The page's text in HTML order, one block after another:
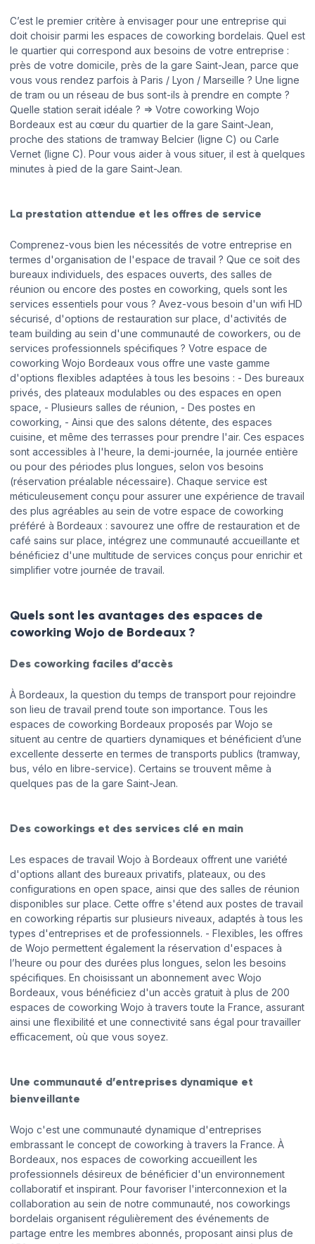
C’est le premier critère à envisager pour une entreprise qui
doit choisir parmi les espaces de coworking bordelais. Quel est
le quartier qui correspond aux besoins de votre entreprise :
près de votre domicile, près de la gare Saint-Jean, parce que
vous vous rendez parfois à Paris / Lyon / Marseille ? Une ligne
de tram ou un réseau de bus sont-ils à prendre en compte ?
Quelle station serait idéale ? => Votre coworking Wojo
Bordeaux est au cœur du quartier de la gare Saint-Jean,
proche des stations de tramway Belcier (ligne C) ou Carle
Vernet (ligne C). Pour vous aider à vous situer, il est à quelques
minutes à pied de la gare Saint-Jean.
La prestation attendue et les offres de service
Comprenez-vous bien les nécessités de votre entreprise en
termes d'organisation de l'espace de travail ? Que ce soit des
bureaux individuels, des espaces ouverts, des salles de
réunion ou encore des postes en coworking, quels sont les
services essentiels pour vous ? Avez-vous besoin d'un wifi HD
sécurisé, d'options de restauration sur place, d'activités de
team building au sein d'une communauté de coworkers, ou de
services professionnels spécifiques ? Votre espace de
coworking Wojo Bordeaux vous offre une vaste gamme
d'options flexibles adaptées à tous les besoins : - Des bureaux
privés, des plateaux modulables ou des espaces en open
space, - Plusieurs salles de réunion, - Des postes en
coworking, - Ainsi que des salons détente, des espaces
cuisine, et même des terrasses pour prendre l'air. Ces espaces
sont accessibles à l'heure, la demi-journée, la journée entière
ou pour des périodes plus longues, selon vos besoins
(réservation préalable nécessaire). Chaque service est
méticuleusement conçu pour assurer une expérience de travail
des plus agréables au sein de votre espace de coworking
préféré à Bordeaux : savourez une offre de restauration et de
café sains sur place, intégrez une communauté accueillante et
bénéficiez d'une multitude de services conçus pour enrichir et
simplifier votre journée de travail.
Quels sont les avantages des espaces de
coworking Wojo de Bordeaux ?
Des coworking faciles d’accès
À Bordeaux, la question du temps de transport pour rejoindre
son lieu de travail prend toute son importance. Tous les
espaces de coworking Bordeaux proposés par Wojo se
situent au centre de quartiers dynamiques et bénéficient d’une
excellente desserte en termes de transports publics (tramway,
bus, vélo en libre-service). Certains se trouvent même à
quelques pas de la gare Saint-Jean.
Des coworkings et des services clé en main
Les espaces de travail Wojo à Bordeaux offrent une variété
d'options allant des bureaux privatifs, plateaux, ou des
configurations en open space, ainsi que des salles de réunion
disponibles sur place. Cette offre s'étend aux postes de travail
en coworking répartis sur plusieurs niveaux, adaptés à tous les
types d'entreprises et de professionnels. - Flexibles, les offres
de Wojo permettent également la réservation d'espaces à
l’heure ou pour des durées plus longues, selon les besoins
spécifiques. En choisissant un abonnement avec Wojo
Bordeaux, vous bénéficiez d'un accès gratuit à plus de 200
espaces de coworking Wojo à travers toute la France, assurant
ainsi une flexibilité et une connectivité sans égal pour travailler
efficacement, où que vous soyez.
Une communauté d’entreprises dynamique et
bienveillante
Wojo c'est une communauté dynamique d'entreprises
embrassant le concept de coworking à travers la France. À
Bordeaux, nos espaces de coworking accueillent les
professionnels désireux de bénéficier d'un environnement
collaboratif et inspirant. Pour favoriser l'interconnexion et la
collaboration au sein de notre communauté, nos coworkings
bordelais organisent régulièrement des événements de
partage entre les membres abonnés, proposant ainsi plus de